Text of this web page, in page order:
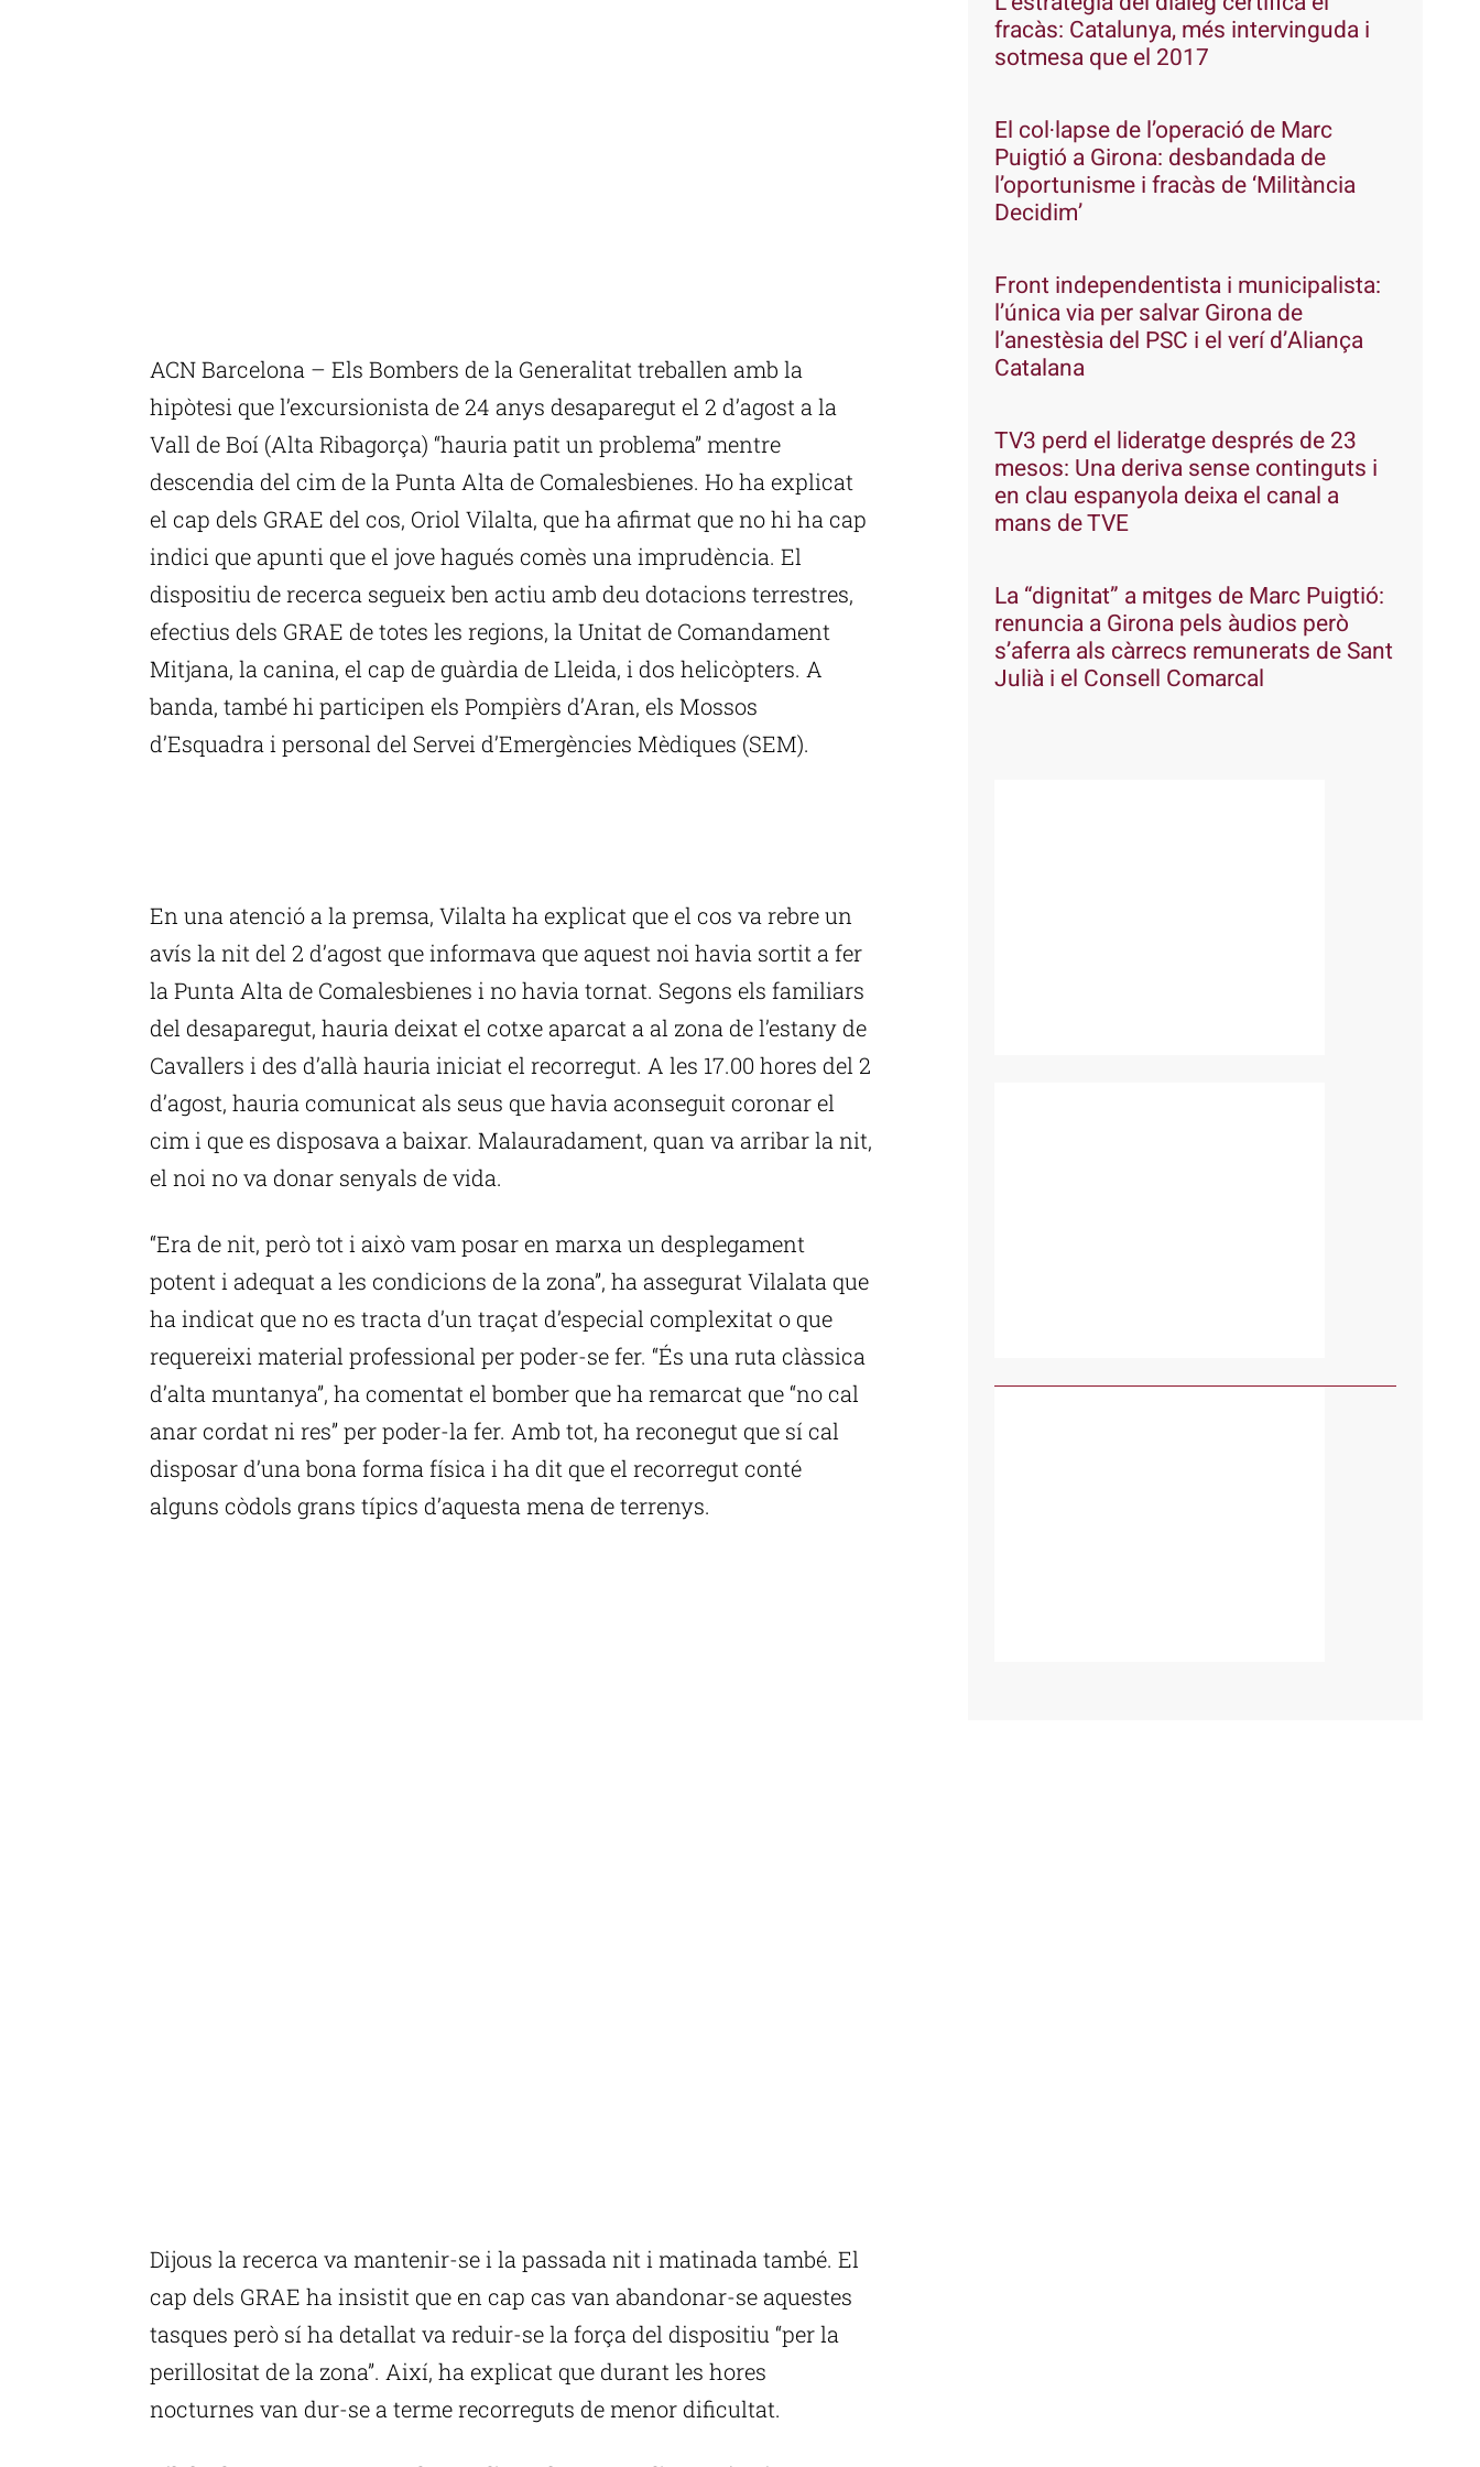
ACN Barcelona – Els Bombers de la Generalitat treballen amb la
hipòtesi que l’excursionista de 24 anys desaparegut el 2 d’agost a la
Vall de Boí (Alta Ribagorça) “hauria patit un problema” mentre
descendia del cim de la Punta Alta de Comalesbienes. Ho ha explicat
el cap dels GRAE del cos, Oriol Vilalta, que ha afirmat que no hi ha cap
indici que apunti que el jove hagués comès una imprudència. El
dispositiu de recerca segueix ben actiu amb deu dotacions terrestres,
efectius dels GRAE de totes les regions, la Unitat de Comandament
Mitjana, la canina, el cap de guàrdia de Lleida, i dos helicòpters. A
banda, també hi participen els Pompièrs d’Aran, els Mossos
d’Esquadra i personal del Servei d’Emergències Mèdiques (SEM).
En una atenció a la premsa, Vilalta ha explicat que el cos va rebre un
avís la nit del 2 d’agost que informava que aquest noi havia sortit a fer
la Punta Alta de Comalesbienes i no havia tornat. Segons els familiars
del desaparegut, hauria deixat el cotxe aparcat a al zona de l’estany de
Cavallers i des d’allà hauria iniciat el recorregut. A les 17.00 hores del 2
d’agost, hauria comunicat als seus que havia aconseguit coronar el
cim i que es disposava a baixar. Malauradament, quan va arribar la nit,
el noi no va donar senyals de vida.
“Era de nit, però tot i això vam posar en marxa un desplegament
potent i adequat a les condicions de la zona”, ha assegurat Vilalata que
ha indicat que no es tracta d’un traçat d’especial complexitat o que
requereixi material professional per poder-se fer. “És una ruta clàssica
d’alta muntanya”, ha comentat el bomber que ha remarcat que “no cal
anar cordat ni res” per poder-la fer. Amb tot, ha reconegut que sí cal
disposar d’una bona forma física i ha dit que el recorregut conté
alguns còdols grans típics d’aquesta mena de terrenys.
Dijous la recerca va mantenir-se i la passada nit i matinada també. El
cap dels GRAE ha insistit que en cap cas van abandonar-se aquestes
tasques però sí ha detallat va reduir-se la força del dispositiu “per la
perillositat de la zona”. Així, ha explicat que durant les hores
nocturnes van dur-se a terme recorreguts de menor dificultat.
fracàs: Catalunya, més intervinguda i
sotmesa que el 2017
El col·lapse de l’operació de Marc
Puigtió a Girona: desbandada de
l’oportunisme i fracàs de ‘Militància
Decidim’
Front independentista i municipalista:
l’única via per salvar Girona de
l’anestèsia del PSC i el verí d’Aliança
Catalana
TV3 perd el lideratge després de 23
mesos: Una deriva sense continguts i
en clau espanyola deixa el canal a
mans de TVE
La “dignitat” a mitges de Marc Puigtió:
renuncia a Girona pels àudios però
s’aferra als càrrecs remunerats de Sant
Julià i el Consell Comarcal